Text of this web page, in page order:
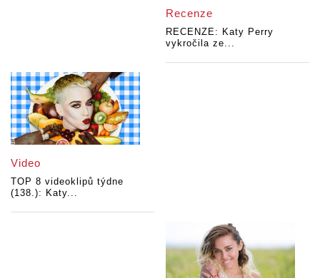
Recenze
RECENZE: Katy Perry
vykročila ze...
Video
TOP 8 videoklipů týdne
(138.): Katy...